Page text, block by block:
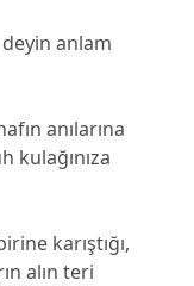
anlam
anılarına
kulağınıza
karıştığı,
alın teri